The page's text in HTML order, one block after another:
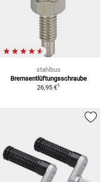
stahlbus
Bremsentlüftungsschraube
26,95 €1